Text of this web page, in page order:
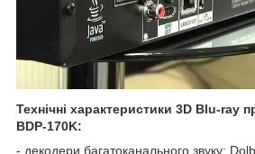
Технічні характеристики 3D Blu-ray
BDP-170K:
- декодери багатоканального звуку: